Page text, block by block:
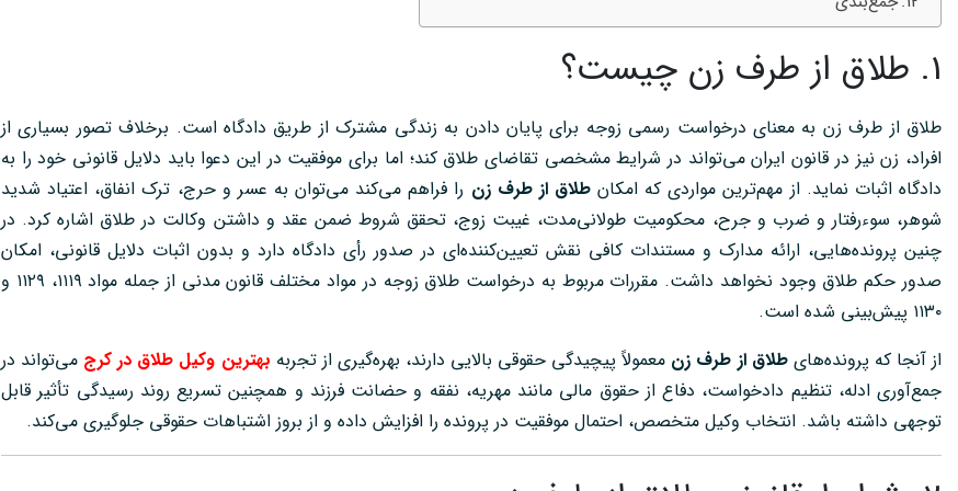
1. طلاق از طرف زن چیست؟
طلاق از طرف زن به معنای درخواست رسمی زوجه برای پایان دادن به زندگی مشترک از طریق دادگاه است. برخلاف تصور بسیاری از
افراد، زن نیز در قانون ایران می‌تواند در شرایط مشخصی تقاضای طلاق کند؛ اما برای موفقیت در این دعوا باید دلایل قانونی خود را به
دادگاه اثبات نماید. از مهم‌ترین مواردی که امکانطلاق از طرف زن را فراهم می‌کند می‌توان به عسر و حرج، ترک انفاق، اعتیاد شدید
شوهر، سوءرفتار و ضرب و جرح، محکومیت طولانی‌مدت، غیبت زوج، تحقق شروط ضمن عقد و داشتن وکالت در طلاق اشاره کرد. در
چنین پرونده‌هایی، ارائه مدارک و مستندات کافی نقش تعیین‌کننده‌ای در صدور رأی دادگاه دارد و بدون اثبات دلایل قانونی، امکان
صدور حکم طلاق وجود نخواهد داشت. مقررات مربوط به درخواست طلاق زوجه در مواد مختلف قانون مدنی از جمله مواد ۱۱۱۹، ۱۱۲۹ و
۱۱۳۰ پیش‌بینی شده است.
از آنجا که پرونده‌هایطلاق از طرف زن معمولاً پیچیدگی حقوقی بالایی دارند، بهره‌گیری از تجربه بهترین وکیل طلاق در کرج می‌تواند در
جمع‌آوری ادله، تنظیم دادخواست، دفاع از حقوق مالی مانند مهریه، نفقه و حضانت فرزند و همچنین تسریع روند رسیدگی تأثیر قابل
توجهی داشته باشد. انتخاب وکیل متخصص، احتمال موفقیت در پرونده را افزایش داده و از بروز اشتباهات حقوقی جلوگیری می‌کند.